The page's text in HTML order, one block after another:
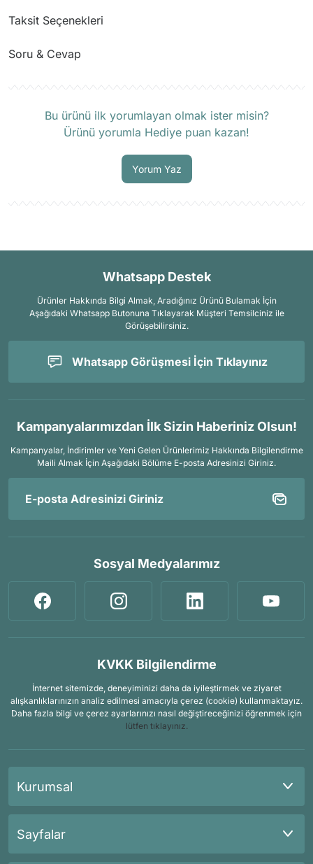
Taksit Seçenekleri
Soru & Cevap
Bu ürünü ilk yorumlayan olmak ister misin?
Ürünü yorumla Hediye puan kazan!
Yorum Yaz
Whatsapp Destek
Ürünler Hakkında Bilgi Almak, Aradığınız Ürünü Bulamak İçin
Aşağıdaki Whatsapp Butonuna Tıklayarak Müşteri Temsilciniz ile
Görüşebilirsiniz.
Whatsapp Görüşmesi İçin Tıklayınız
Kampanyalarımızdan İlk Sizin Haberiniz Olsun!
Kampanyalar, İndirimler ve Yeni Gelen Ürünlerimiz Hakkında Bilgilendirme
Maili Almak İçin Aşağıdaki Bölüme E-posta Adresinizi Giriniz.
Sosyal Medyalarımız
KVKK Bilgilendirme
İnternet sitemizde, deneyiminizi daha da iyileştirmek ve ziyaret
alışkanlıklarınızın analiz edilmesi amacıyla çerez (cookie) kullanmaktayız.
Daha fazla bilgi ve çerez ayarlarınızı nasıl değiştireceğinizi öğrenmek için
lütfen tıklayınız.
Kurumsal
Sayfalar